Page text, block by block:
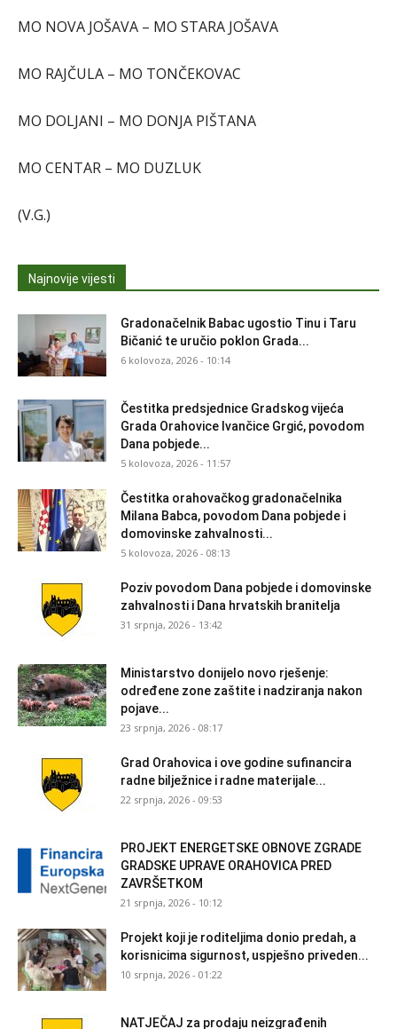
MO NOVA JOŠAVA – MO STARA JOŠAVA
MO RAJČULA – MO TONČEKOVAC
MO DOLJANI – MO DONJA PIŠTANA
MO CENTAR – MO DUZLUK
(V.G.)
Najnovije vijesti
Gradonačelnik Babac ugostio Tinu i Taru
Bičanić te uručio poklon Grada...
6 kolovoza, 2026 - 10:14
Čestitka predsjednice Gradskog vijeća
Grada Orahovice Ivančice Grgić, povodom
Dana pobjede...
5 kolovoza, 2026 - 11:57
Čestitka orahovačkog gradonačelnika
Milana Babca, povodom Dana pobjede i
domovinske zahvalnosti...
5 kolovoza, 2026 - 08:13
Poziv povodom Dana pobjede i domovinske
zahvalnosti i Dana hrvatskih branitelja
31 srpnja, 2026 - 13:42
Ministarstvo donijelo novo rješenje:
određene zone zaštite i nadziranja nakon
pojave...
23 srpnja, 2026 - 08:17
Grad Orahovica i ove godine sufinancira
radne bilježnice i radne materijale...
22 srpnja, 2026 - 09:53
PROJEKT ENERGETSKE OBNOVE ZGRADE
GRADSKE UPRAVE ORAHOVICA PRED
ZAVRŠETKOM
21 srpnja, 2026 - 10:12
Projekt koji je roditeljima donio predah, a
korisnicima sigurnost, uspješno priveden...
10 srpnja, 2026 - 01:22
NATJEČAJ za prodaju neizgrađenih